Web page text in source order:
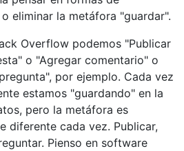
eliminar la metáfora "guardar".
Overflow podemos "Publicar
o "Agregar comentario" o
por ejemplo. Cada vez
estamos "guardando" en la
pero la metáfora es
diferente cada vez. Publicar,
Pienso en software